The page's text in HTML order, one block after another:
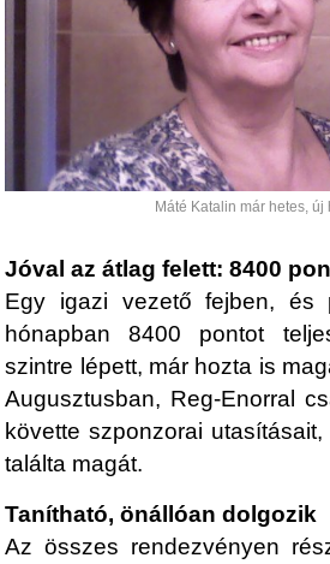
Máté Katalin már hetes, új
Jóval az átlag felett: 8400
Egy igazi vezető fejben, és
hónapban 8400 pontot
szintre lépett, már hozta is
Augusztusban, Reg-Enorral
követte szponzorai
találta magát.
Tanítható, önállóan dolgozik
Az összes rendezvényen